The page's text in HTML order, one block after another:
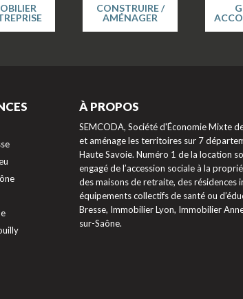
CONSTRUIRE /
AMÉNAGER
À PROPOS
SEMCODA, Société d'Économie Mixte
et aménage les territoires sur 7
Haute Savoie. Numéro 1 de la location
engagé de l’accession sociale à la
des maisons de retraite, des résidences
équipements collectifs de santé ou
Bresse, Immobilier Lyon, Immobilier
sur-Saône.
en garantissant la conformité avec les